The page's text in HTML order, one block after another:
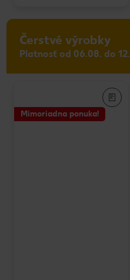
Čerstvé výrobky
Platnosť od 06.08. do
Mimoriadna ponuka!